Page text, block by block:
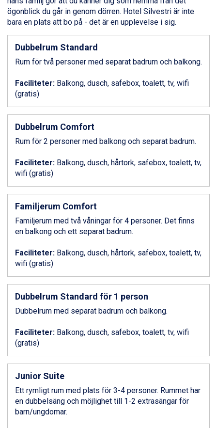
Sauze dOulx från 6.145 kr.
Alleghe från 8.545 kr.
Arabba från 11.045 kr.
La Thuile från 7.045 kr.
Cervinia från 8.245 kr.
Passo Tonale från 5.895 kr.
Saalbach från 9.445 kr.
Sölden från 12.995 kr.
Champoluc från 5.945 kr.
Sestriere från 6.945 kr.
Wagrain från 7.095 kr.
Ischgl från 11.295 kr.
Val Thorens från 8.395 kr.
St. Anton från 11.245 kr.
Zell am See från 6.295 kr.
Canazei från 7.195 kr.
Livigno från 5.595 kr.
Ponte di Legno från 7.395 kr.
Sauze dOulx från 6.145 kr.
Bad Gastein från 6.295 kr.
Arabba från 11.045 kr.
La Thuile från 7.045 kr.
Cervinia från 8.245 kr.
Bad Hofgastein från 8.595 kr.
Passo Tonale från 5.895 kr.
Sölden från 12.995 kr.
Champoluc från 5.945 kr.
Wagrain från 7.095 kr.
Fieberbrunn från 9.645 kr.
Val Thorens från 8.395 kr.
St. Anton från 11.245 kr.
Zell am See från 6.295 kr.
ögonblick du går in genom dörren. Hotel Silvestri är inte
bara en plats att bo på - det är en upplevelse i sig.
Dubbelrum Standard
Rum för två personer med separat badrum och balkong.
Faciliteter: Balkong, dusch, safebox, toalett, tv, wifi
(gratis)
Dubbelrum Comfort
Rum för 2 personer med balkong och separat badrum.
Faciliteter: Balkong, dusch, hårtork, safebox, toalett, tv,
wifi (gratis)
Familjerum Comfort
Familjerum med två våningar för 4 personer. Det finns
en balkong och ett separat badrum.
Faciliteter: Balkong, dusch, hårtork, safebox, toalett, tv,
wifi (gratis)
Dubbelrum Standard för 1 person
Dubbelrum med separat badrum och balkong.
Faciliteter: Balkong, dusch, safebox, toalett, tv, wifi
(gratis)
Junior Suite
Ett rymligt rum med plats för 3-4 personer. Rummet har
en dubbelsäng och möjlighet till 1-2 extrasängar för
barn/ungdomar.